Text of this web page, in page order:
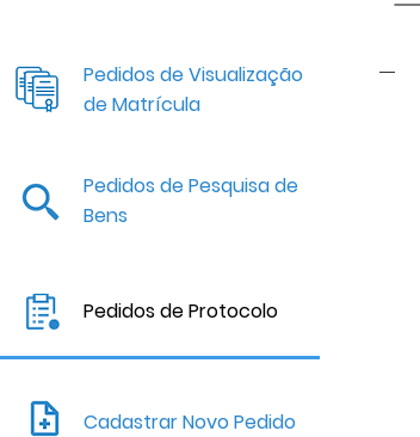
Pedidos de Visualização
de Matrícula
Pedidos de Pesquisa de
Bens
Pedidos de Protocolo
Cadastrar Novo Pedido